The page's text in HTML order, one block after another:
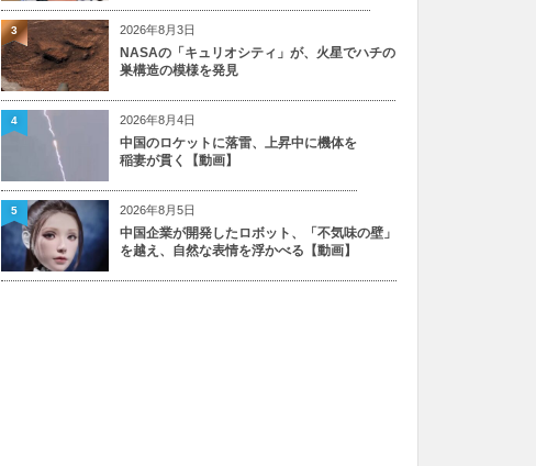
2026年8月3日
NASAの「キュリオシティ」が、火星でハチの
巣構造の模様を発見
3
2026年8月4日
中国のロケットに落雷、上昇中に機体を
稲妻が貫く【動画】
4
2026年8月5日
中国企業が開発したロボット、「不気味の壁」
を越え、自然な表情を浮かべる【動画】
5